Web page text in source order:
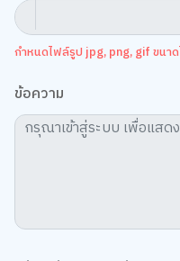
กำหนดไฟล์รูป jpg, png, gif ขนาดไ
ข้อความ
เว็บไซต์นี้ใช้คุกกี้
เราใช้คุกกี้เพื่อเพิ่มประสบการณ์ที่
ตรงกับความสนใจ รวมถึงเพื่อวิเค
ว่าผู้ใช้งานมาจากที่ใด คุณสามาร